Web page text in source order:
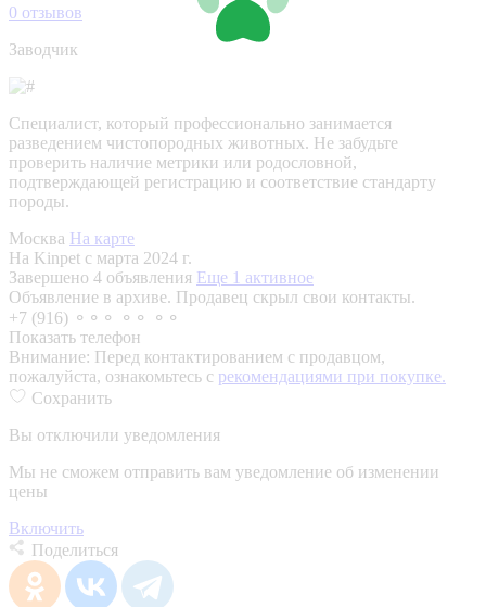
0 отзывов
Заводчик
Специалист, который профессионально занимается
разведением чистопородных животных. Не забудьте
проверить наличие метрики или родословной,
подтверждающей регистрацию и соответствие стандарту
породы.
Москва На карте
На Kinpet c марта 2024 г.
Завершено 4 объявления Еще 1 активное
Объявление в архиве. Продавец скрыл свои контакты.
+7 (916) ⚬⚬⚬ ⚬⚬ ⚬⚬
Показать телефон
Внимание: Перед контактированием с продавцом,
пожалуйста, ознакомьтесь с рекомендациями при покупке.
Сохранить
Вы отключили уведомления
Мы не сможем отправить вам уведомление об изменении
цены
Включить
Поделиться